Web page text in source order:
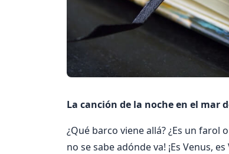
La canción de la noche en el mar
¿Qué barco viene allá? ¿Es un farol
no se sabe adónde va! ¡Es Venus,